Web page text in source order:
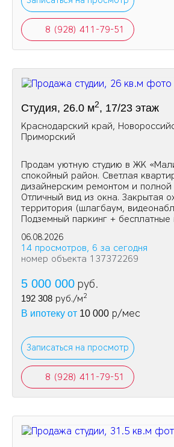
8 (928) 411-79-51
Студия, 26.0 м2, 17/23 этаж
Краснодарский край,
Приморский
Продам уютную студию в ЖК
спокойный район. Светлая
дизайнерским ремонтом и
Отличный вид из окна. Закрытая
территория (шлагбаум,
Подземный паркинг + бесплатные
06.08.2026
14 просмотров, 6 за сегодня
номер объекта 137372269
5 000 000 руб.
192 308 руб./м2
В ипотеку от 10 000 р/мес
Записаться на просмотр
8 (928) 411-79-51